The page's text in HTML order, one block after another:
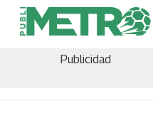
Publicidad